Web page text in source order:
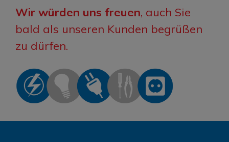
Wir würden uns freuen, auch Sie
bald als unseren Kunden begrüßen
zu dürfen.